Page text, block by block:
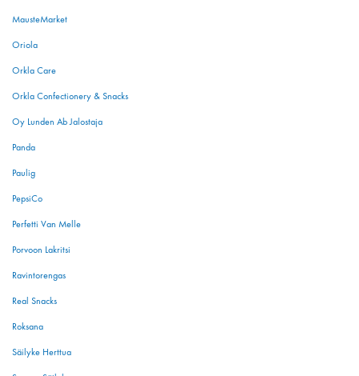
MausteMarket
Oriola
Orkla Care
Orkla Confectionery & Snacks
Oy Lunden Ab Jalostaja
Panda
Paulig
PepsiCo
Perfetti Van Melle
Porvoon Lakritsi
Ravintorengas
Real Snacks
Roksana
Säilyke Herttua